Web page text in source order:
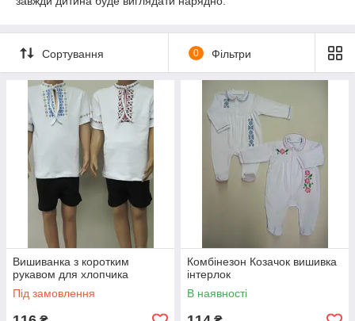
Сортування 0 Фільтри
Вишиванка з коротким
рукавом для хлопчика
Під замовлення
Комбінезон Козачок вишивка
інтерлок
В наявності